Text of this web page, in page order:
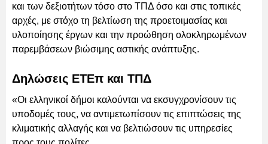
και των δεξιοτήτων τόσο στο ΤΠΔ όσο και στις τοπικές
αρχές, με στόχο τη βελτίωση της προετοιμασίας και
υλοποίησης έργων και την προώθηση ολοκληρωμένων
παρεμβάσεων βιώσιμης αστικής ανάπτυξης.
Δηλώσεις ΕΤΕπ και ΤΠΔ
«Οι ελληνικοί δήμοι καλούνται να εκσυγχρονίσουν τις
υποδομές τους, να αντιμετωπίσουν τις επιπτώσεις της
κλιματικής αλλαγής και να βελτιώσουν τις υπηρεσίες